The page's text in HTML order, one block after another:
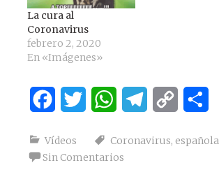
La cura al
Coronavirus
febrero 2, 2020
En «Imágenes»
FacebookTwitter WhatsAppTelegram
Copy
Vídeos Coronavirus, española
Sin Comentarios